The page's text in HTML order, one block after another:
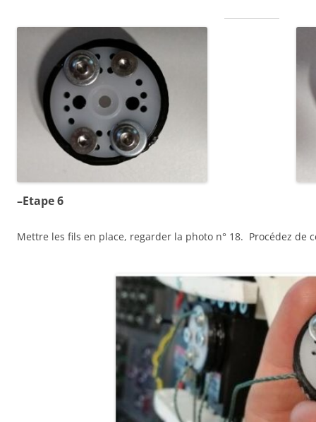
–Etape 6
Mettre les fils en place, regarder la photo n° 18. Procédez de